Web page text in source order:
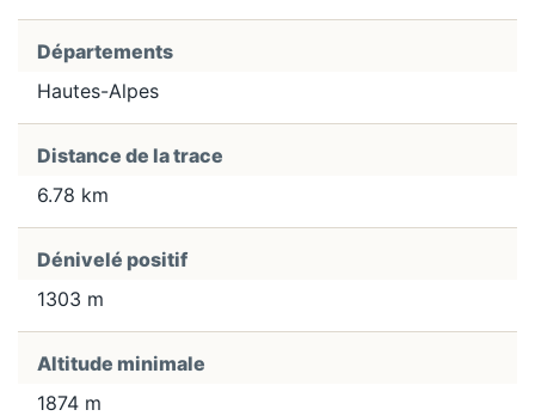
Départements
Hautes-Alpes
Distance de la trace
6.78 km
Dénivelé positif
1303 m
Altitude minimale
1874 m